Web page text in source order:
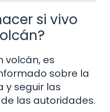
si vivo
volcán, es
sobre la
y seguir las
las autoridades.